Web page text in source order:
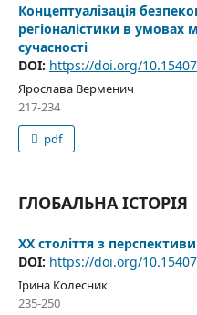
Концептуалізація
регіоналістики в умовах
сучасності
DOI: https://doi.org/
Ярослава Верменич
217-234
pdf
ГЛОБАЛЬНА ІСТОРІЯ
ХХ століття з перспективи
DOI: https://doi.org/
Ірина Колесник
235-250